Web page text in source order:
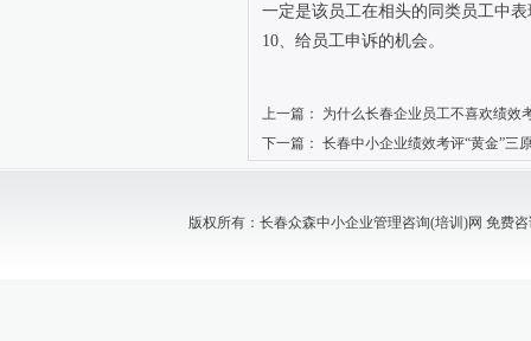
一定是该员工在相头的同类员工中
10、给员工申诉的机会。
上一篇：
为什么长春企业员工不喜欢绩效
下一篇： 长春中小企业绩效考评“黄金”三
版权所有：长春众森中小企业管理咨询(培训)网 免费咨